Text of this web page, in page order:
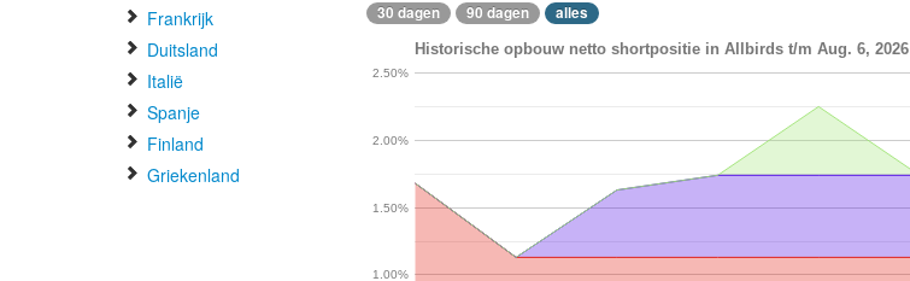
Frankrijk
Duitsland
Italië
Spanje
Finland
Griekenland
30 dagen 90 dagen alles
Historische opbouw netto shortpositie in Allbirds t/m Aug. 6, 2026
1.00%
1.50%
2.00%
2.50%